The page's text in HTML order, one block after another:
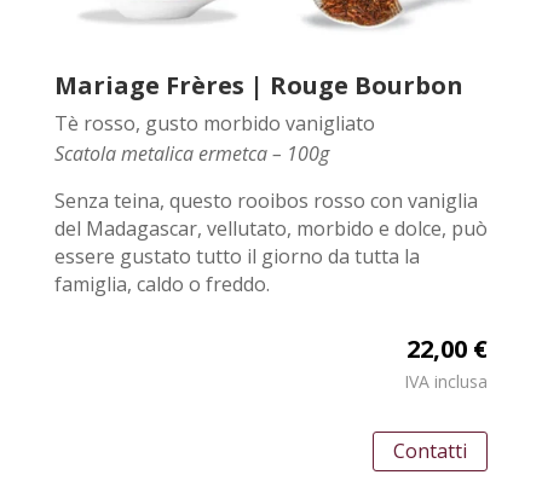
Mariage Frères | Rouge Bourbon
Tè rosso, gusto morbido vanigliato
Scatola metalica ermetca – 100g
Senza teina, questo rooibos rosso con vaniglia
del Madagascar, vellutato, morbido e dolce, può
essere gustato tutto il giorno da tutta la
famiglia, caldo o freddo.
22,00 €
IVA inclusa
Contatti